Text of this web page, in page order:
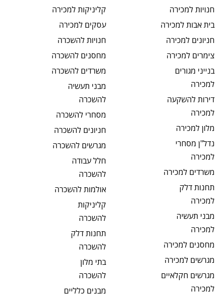
חנויותלמכירה
בית אבותלמכירה
חניונים למכירה
צימרים למכירה
בנייני מגורים
למכירה
דירות להשקעה
למכירה
מלון למכירה
נדל"ן מסחרי
למכירה
משרדים למכירה
תחנות דלק
למכירה
מבני תעשיה
למכירה
מחסנים למכירה
מגרשים למכירה
מגרשים חקלאיים
למכירה
קליניקותלמכירה
עסקים למכירה
חנויותלהשכרה
מחסנים להשכרה
משרדים להשכרה
מבני תעשיה
להשכרה
מסחרי להשכרה
חניונים להשכרה
מגרשים להשכרה
חלל עבודה
להשכרה
אולמותלהשכרה
קליניקות
להשכרה
תחנות דלק
להשכרה
בתי מלון
להשכרה
מבנים כלליים